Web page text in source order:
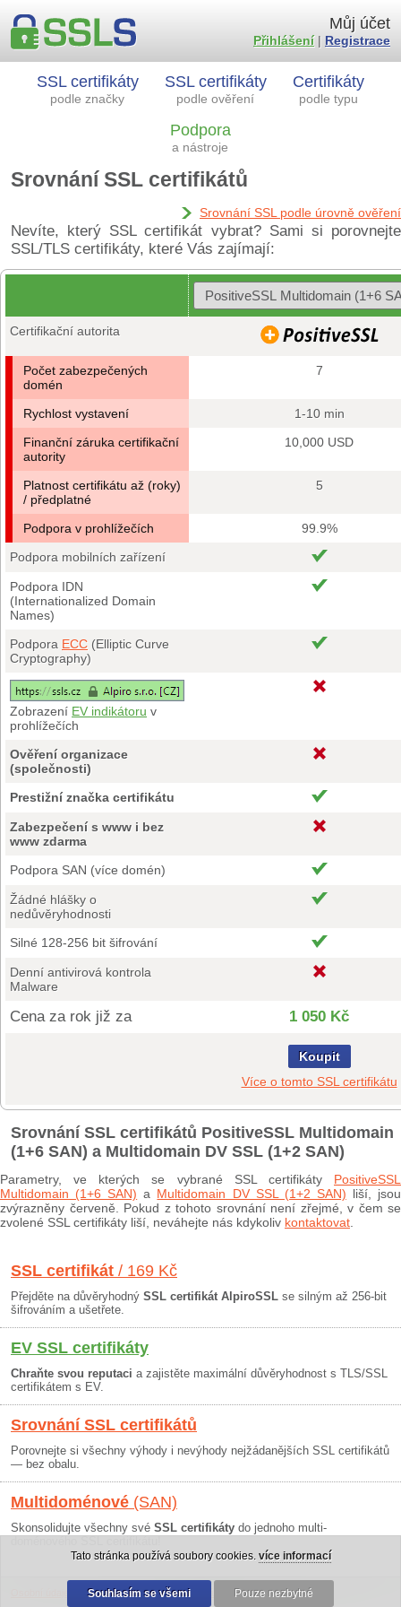
SSL certifikáty
podle značky
SSL certifikáty
podle ověření
Certifikáty
podle typu
Podpora
a nástroje
Můj účet
Přihlášení| Registrace
Srovnání SSL certifikátů
Srovnání SSL podle úrovně ověření
Nevíte, který SSL certifikát vybrat? Sami si porovnejte
SSL/TLS certifikáty, které Vás zajímají:
Certifikační autorita
Počet zabezpečených
domén
7
Rychlost vystavení
1-10 min
Finanční záruka certifikační
autority
10,000 USD
Platnost certifikátu až (roky)
/ předplatné
5
Podpora v prohlížečích
99.9%
Podpora mobilních zařízení
Podpora IDN
(Internationalized Domain
Names)
Podpora ECC (Elliptic Curve
Cryptography)
Zobrazení EV indikátoru v
prohlížečích
Ověření organizace
(společnosti)
Prestižní značka certifikátu
Zabezpečení s www i bez
www zdarma
Podpora SAN (více domén)
Žádné hlášky o
nedůvěryhodnosti
Silné 128-256 bit šifrování
Denní antivirová kontrola
Malware
Cena za rok již za 1 050 Kč
Koupit
Více o tomto SSL certifikátu
Srovnání SSL certifikátů PositiveSSL Multidomain
(1+6 SAN) a Multidomain DV SSL (1+2 SAN)
Parametry, ve kterých se vybrané SSL certifikáty PositiveSSL
Multidomain (1+6 SAN) a Multidomain DV SSL (1+2 SAN) liší, jsou
zvýrazněny červeně. Pokud z tohoto srovnání není zřejmé, v čem se
zvolené SSL certifikáty liší, neváhejte nás kdykoliv kontaktovat
SSL certifikát / 169 Kč
Přejděte na důvěryhodný SSL certifikát AlpiroSSL se silným až 256-bit
šifrováním a ušetřete.
EV SSL certifikáty
Chraňte svou reputaci a zajistěte maximální důvěryhodnost s TLS/SSL
certifikátem s EV.
Srovnání SSL certifikátů
Porovnejte si všechny výhody i nevýhody nejžádanějších SSL certifikátů
— bez obalu.
Multidoménové (SAN)
Skonsolidujte všechny své SSL certifikáty do jednoho multi-
Obchodní podmínky|30 dní záruka
Tato stránka používá soubory cookies. více informací
Souhlasím se všemi Pouze nezbytné